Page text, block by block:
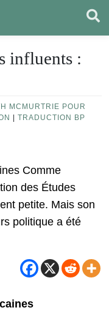
influents :
MCMURTRIE POUR
TRADUCTION BP
Comme
des Études
petite. Mais son
politique a été